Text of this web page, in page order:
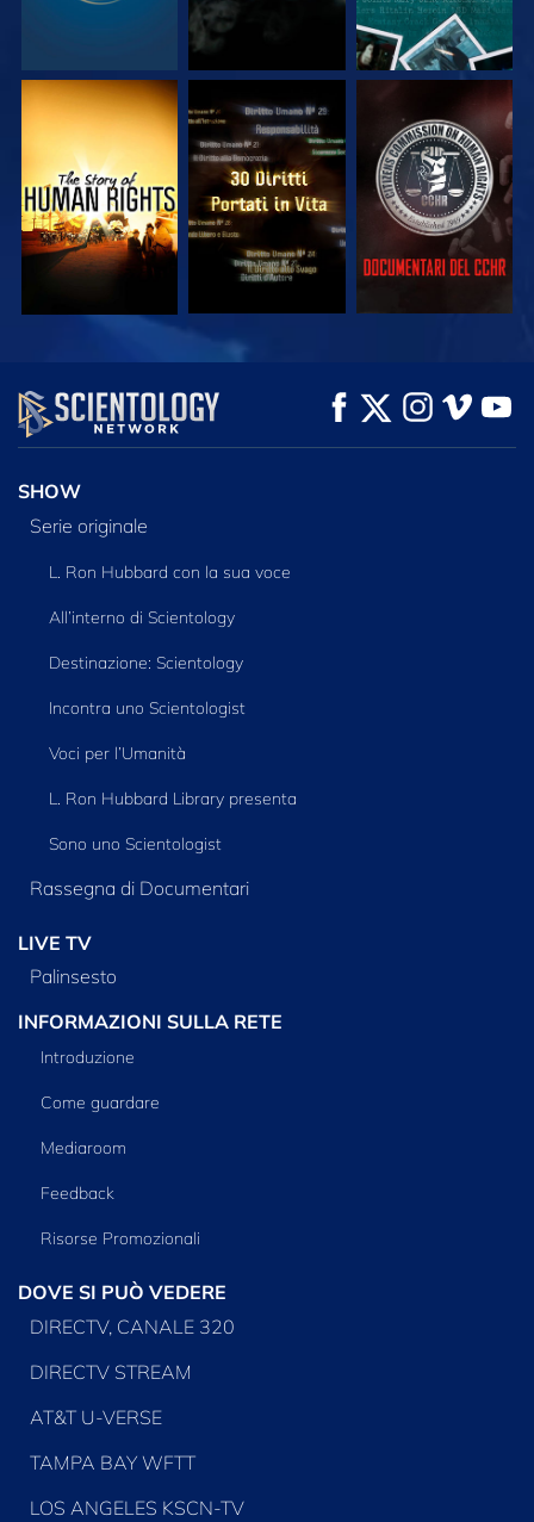
GUARDA GUARDA GUARDA
GUARDA
ESPLORA LE
SERIE
SHOW
Serie originale
L. Ron Hubbard con la sua voce
All’interno di Scientology
Destinazione: Scientology
Incontra uno Scientologist
Voci per l’Umanità
L. Ron Hubbard Library presenta
Sono uno Scientologist
Rassegna di Documentari
LIVE TV
Palinsesto
INFORMAZIONI SULLA RETE
Introduzione
Come guardare
Mediaroom
Feedback
Risorse Promozionali
DOVE SI PUÒ VEDERE
DIRECTV, CANALE 320
DIRECTV STREAM
AT&T U-VERSE
TAMPA BAY WFTT
LOS ANGELES KSCN-TV